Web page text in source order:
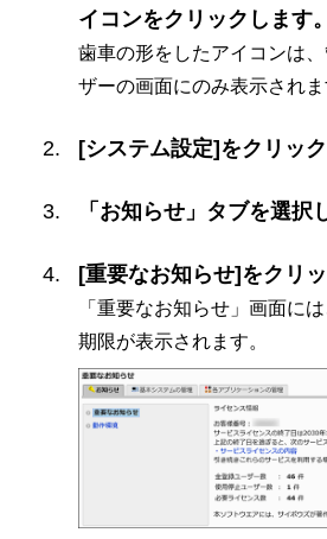
イコンをクリックします。
歯車の形をしたアイコンは
ザーの画面にのみ表示されま
[システム設定]をクリック
「お知らせ」タブを選択
[重要なお知らせ]をクリッ
「重要なお知らせ」画面に
期限が表示されます。